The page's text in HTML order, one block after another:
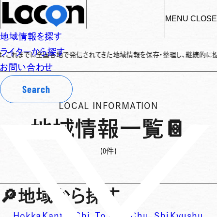
MENU CLOSE
地域情報を探す
ライターから探す
お問い合わせ
Search
これまでに全国各地で発信されてきた地域情報を保存・整理し、継続的に提
LOCAL INFORMATION
地域情報一覧 📔
(0件)
🔎地域から探す